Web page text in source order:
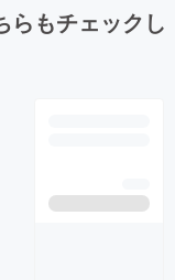
らもチェックし